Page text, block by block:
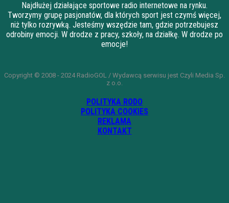
Najdłużej działające sportowe radio internetowe na rynku.
Tworzymy grupę pasjonatów, dla których sport jest czymś więcej,
niż tylko rozrywką. Jesteśmy wszędzie tam, gdzie potrzebujesz
odrobiny emocji. W drodze z pracy, szkoły, na działkę. W drodze po
emocje!
Copyright © 2008 - 2024 RadioGOL / Wydawcą serwisu jest Czyli Media Sp.
z o.o.
POLITYKA RODO
POLITYKA COOKIES
REKLAMA
KONTAKT